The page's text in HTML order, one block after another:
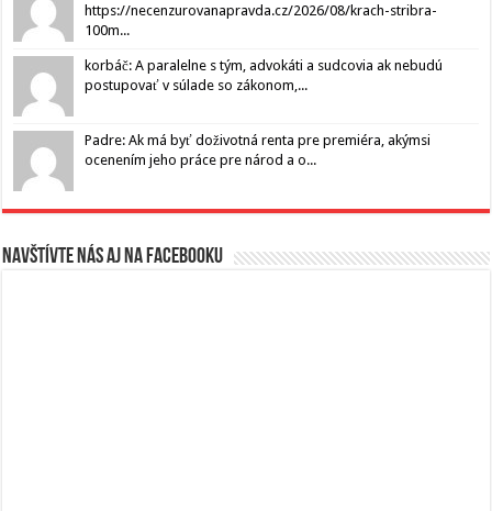
https://necenzurovanapravda.cz/2026/08/krach-stribra-
100m...
korbáč: A paralelne s tým, advokáti a sudcovia ak nebudú
postupovať v súlade so zákonom,...
Padre: Ak má byť doživotná renta pre premiéra, akýmsi
ocenením jeho práce pre národ a o...
Navštívte nás aj na Facebooku